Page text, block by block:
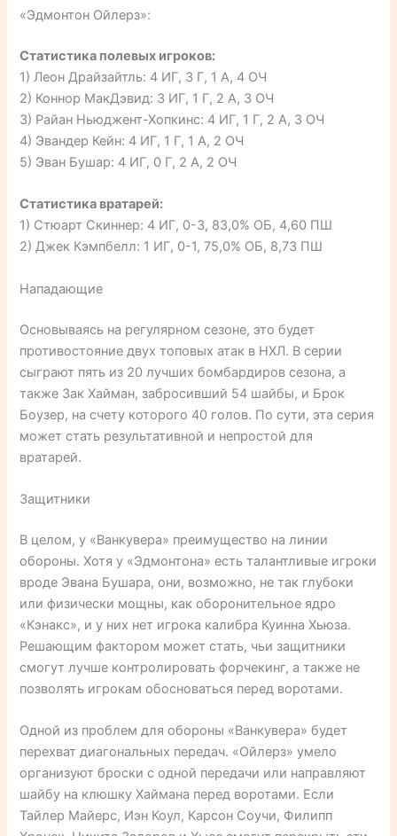
«Эдмонтон Ойлерз»:
Статистика полевых игроков:
1) Леон Драйзайтль: 4 ИГ, 3 Г, 1 А, 4 ОЧ
2) Коннор МакДэвид: 3 ИГ, 1 Г, 2 А, 3 ОЧ
3) Райан Ньюджент-Хопкинс: 4 ИГ, 1 Г, 2 А, 3 ОЧ
4) Эвандер Кейн: 4 ИГ, 1 Г, 1 А, 2 ОЧ
5) Эван Бушар: 4 ИГ, 0 Г, 2 А, 2 ОЧ
Статистика вратарей:
1) Стюарт Скиннер: 4 ИГ, 0-3, 83,0% ОБ, 4,60 ПШ
2) Джек Кэмпбелл: 1 ИГ, 0-1, 75,0% ОБ, 8,73 ПШ
Нападающие
Основываясь на регулярном сезоне, это будет
противостояние двух топовых атак в НХЛ. В серии
сыграют пять из 20 лучших бомбардиров сезона, а
также Зак Хайман, забросивший 54 шайбы, и Брок
Боузер, на счету которого 40 голов. По сути, эта серия
может стать результативной и непростой для
вратарей.
Защитники
В целом, у «Ванкувера» преимущество на линии
обороны. Хотя у «Эдмонтона» есть талантливые игроки
вроде Эвана Бушара, они, возможно, не так глубоки
или физически мощны, как оборонительное ядро
«Кэнакс», и у них нет игрока калибра Куинна Хьюза.
Решающим фактором может стать, чьи защитники
смогут лучше контролировать форчекинг, а также не
позволять игрокам обосноваться перед воротами.
Одной из проблем для обороны «Ванкувера» будет
перехват диагональных передач. «Ойлерз» умело
организуют броски с одной передачи или направляют
шайбу на клюшку Хаймана перед воротами. Если
Тайлер Майерс, Иэн Коул, Карсон Соучи, Филипп